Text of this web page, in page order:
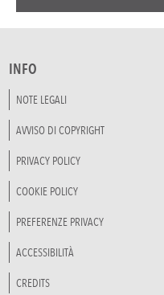
INFO
NOTE LEGALI
AVVISO DI COPYRIGHT
PRIVACY POLICY
COOKIE POLICY
PREFERENZE PRIVACY
ACCESSIBILITÀ
CREDITS